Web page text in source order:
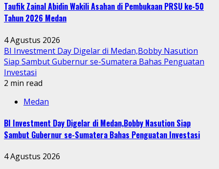
Taufik Zainal Abidin Wakili Asahan di Pembukaan PRSU ke-50
Tahun 2026 Medan
4 Agustus 2026
BI Investment Day Digelar di Medan,Bobby Nasution
Siap Sambut Gubernur se-Sumatera Bahas Penguatan
Investasi
2 min read
Medan
BI Investment Day Digelar di Medan,Bobby Nasution Siap
Sambut Gubernur se-Sumatera Bahas Penguatan Investasi
4 Agustus 2026